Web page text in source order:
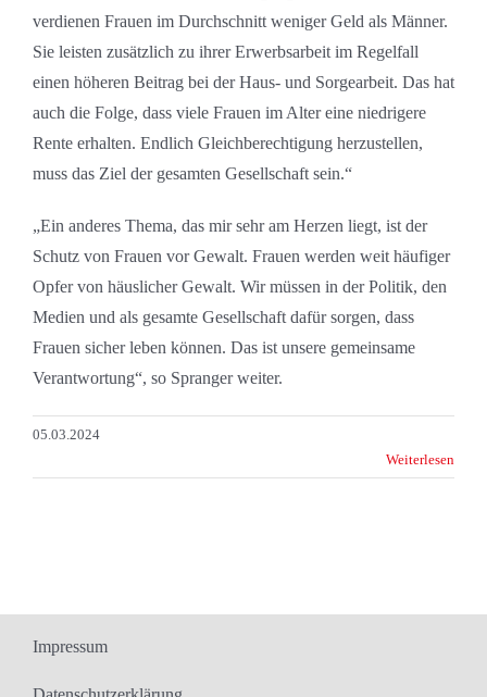
verdienen Frauen im Durchschnitt weniger Geld als Männer.
Sie leisten zusätzlich zu ihrer Erwerbsarbeit im Regelfall
einen höheren Beitrag bei der Haus- und Sorgearbeit. Das hat
auch die Folge, dass viele Frauen im Alter eine niedrigere
Rente erhalten. Endlich Gleichberechtigung herzustellen,
muss das Ziel der gesamten Gesellschaft sein.“
„Ein anderes Thema, das mir sehr am Herzen liegt, ist der
Schutz von Frauen vor Gewalt. Frauen werden weit häufiger
Opfer von häuslicher Gewalt. Wir müssen in der Politik, den
Medien und als gesamte Gesellschaft dafür sorgen, dass
Frauen sicher leben können. Das ist unsere gemeinsame
Verantwortung“, so Spranger weiter.
05.03.2024
Weiterlesen
Impressum